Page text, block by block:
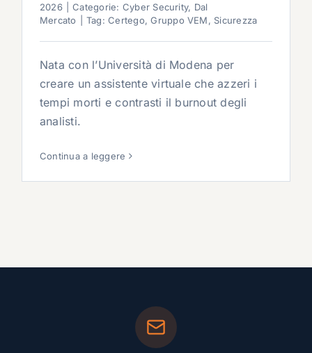
2026
Categorie: Cyber Security, Dal
Mercato
Tag:Certego,Gruppo VEM, Sicurezza
Nata con l’Università di Modena per
creare un assistente virtuale che azzeri i
tempi morti e contrasti il burnout degli
analisti.
Continua a leggere